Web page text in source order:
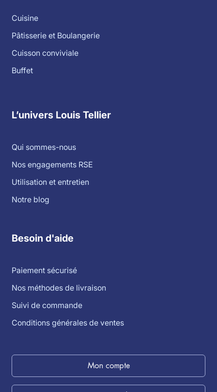
Cuisine
Pâtisserie et Boulangerie
Cuisson conviviale
Buffet
L’univers Louis Tellier
Qui sommes-nous
Nos engagements RSE
Utilisation et entretien
Notre blog
Besoin d'aide
Paiement sécurisé
Nos méthodes de livraison
Suivi de commande
Conditions générales de ventes
Mon compte